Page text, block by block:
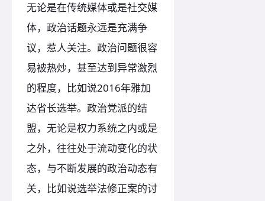
无论是在传统媒体或是社交媒
体，政治话题永远是充满争
议，惹人关注。政治问题很容
易被热炒，甚至达到异常激烈
的程度，比如说2016年雅加
达省长选举。政治党派的结
盟，无论是权力系统之内或是
之外，往往处于流动变化的状
态，与不断发展的政治动态有
关，比如说选举法修正案的讨